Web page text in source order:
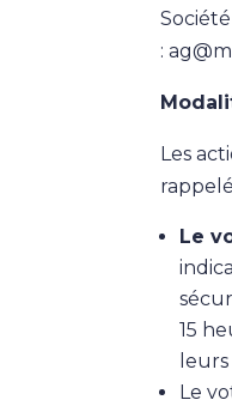
:
Les
Le
15
Le